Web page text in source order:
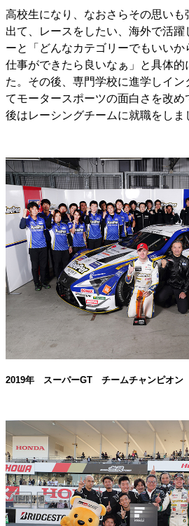
高校生になり、なおさらその思いも
出て、レースをしたい、海外で活
ーと「どんなカテゴリーでもいいか
仕事ができたら良いなぁ」と具体的
た。その後、専門学校に進学しイン
てモータースポーツの面白さを改
後はレーシングチームに就職をしま
2019年 スーパーGT チームチャンピオン